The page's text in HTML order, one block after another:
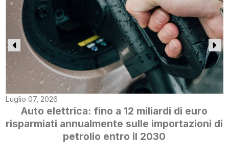
Luglio 07, 2026
Auto elettrica: fino a 12 miliardi di euro
risparmiati annualmente sulle importazioni di
petrolio entro il 2030